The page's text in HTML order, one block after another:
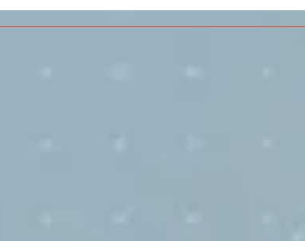
PARLARE DI
SPERIMENTAZIONE DI